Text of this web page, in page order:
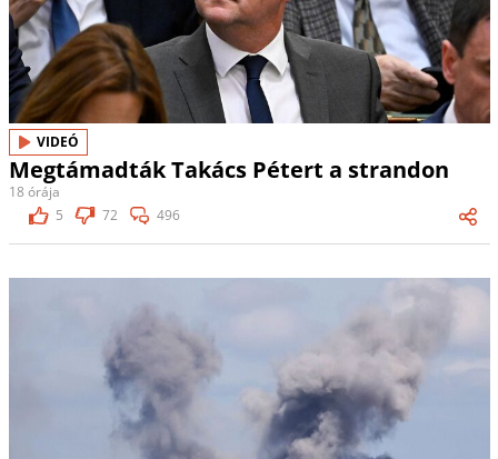
VIDEÓ
Megtámadták Takács Pétert a strandon
18 órája
5
72 496